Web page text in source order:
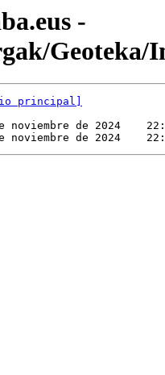
-
Geoteka/
principal]
noviembre de 2024
noviembre de 2024